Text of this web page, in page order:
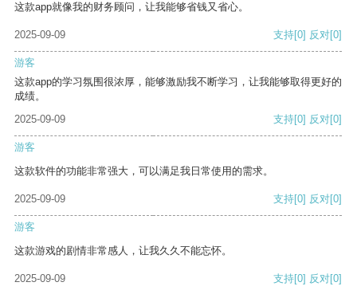
这款app就像我的财务顾问，让我能够省钱又省心。
2025-09-09 支持[0] 反对[0]
游客
这款app的学习氛围很浓厚，能够激励我不断学习，让我能够取得更好的
成绩。
2025-09-09
支持[0] 反对[0]
游客
这款软件的功能非常强大，可以满足我日常使用的需求。
2025-09-09 支持[0] 反对[0]
游客
这款游戏的剧情非常感人，让我久久不能忘怀。
2025-09-09 支持[0] 反对[0]